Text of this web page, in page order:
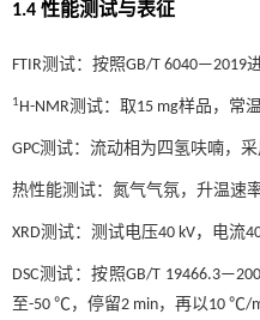
1.4 性能测试与表征
FTIR测试：按照GB/T
1H-NMR测试：取15 mg样品，常
GPC测试：流动相为四氢呋喃，
热性能测试：氮气气氛，升温速
XRD测试：测试电压40 kV，电流
DSC测试：按照GB/T
至-50 ℃，停留2 min，再以10 ℃/